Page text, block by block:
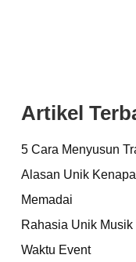
Artikel
5 Cara Menyusun
Alasan Unik
Memadai
Rahasia Unik
Waktu Event